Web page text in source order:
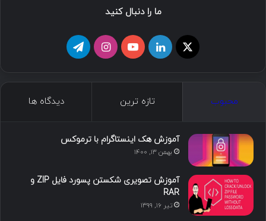
ما را دنبال کنید
د
ی
ن
و
ت
گ
ا
محبوب تازه ترین دیدگاه ها
آموزش هک اینستاگرام با ترموکس
بهمن ۱۳, ۱۴۰۰
آموزش تصویری شکستن پسورد فایل ZIP و
RAR
تیر ۱۶, ۱۳۹۹